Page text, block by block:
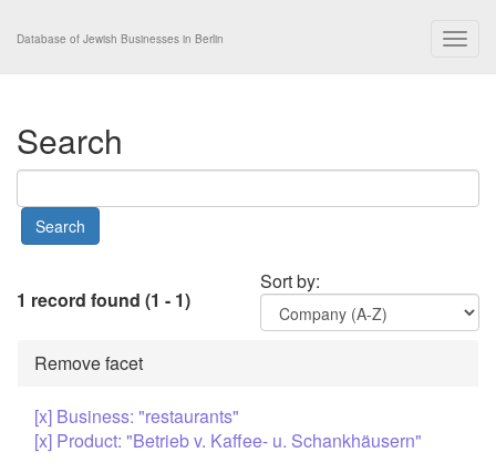
Database of Jewish Businesses in Berlin
Search
Sort by:
1 record found (1 - 1)
Remove facet
[x] Business: "restaurants"
[x] Product: "Betrieb v. Kaffee- u. Schankhäusern"